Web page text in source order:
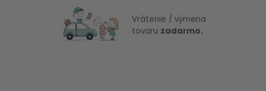
Vrátenie / výmena
tovaru zadarmo.